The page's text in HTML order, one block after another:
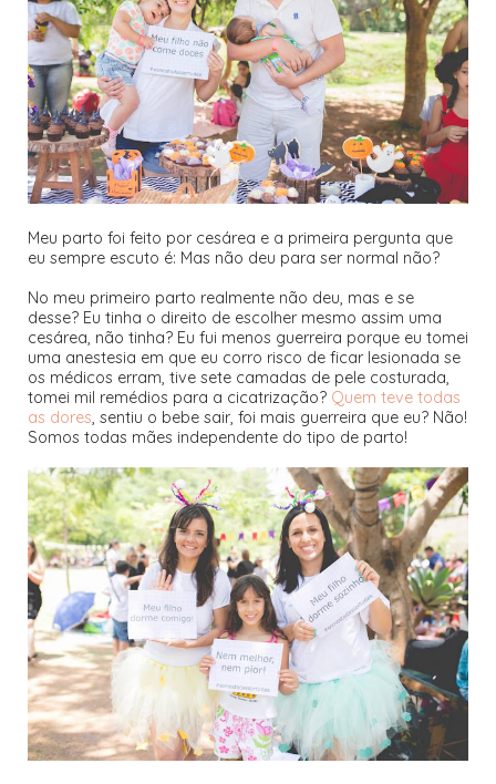
Meu parto foi feito por cesárea e a primeira pergunta que
eu sempre escuto é: Mas não deu para ser normal não?
No meu primeiro parto realmente não deu, mas e se
desse? Eu tinha o direito de escolher mesmo assim uma
cesárea, não tinha? Eu fui menos guerreira porque eu tomei
uma anestesia em que eu corro risco de ficar lesionada se
os médicos erram, tive sete camadas de pele costurada,
tomei mil remédios para a cicatrização? Quem teve todas
as dores, sentiu o bebe sair, foi mais guerreira que eu? Não!
Somos todas mães independente do tipo de parto!